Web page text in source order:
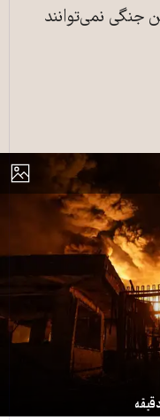
جنگی نمی‌توانند